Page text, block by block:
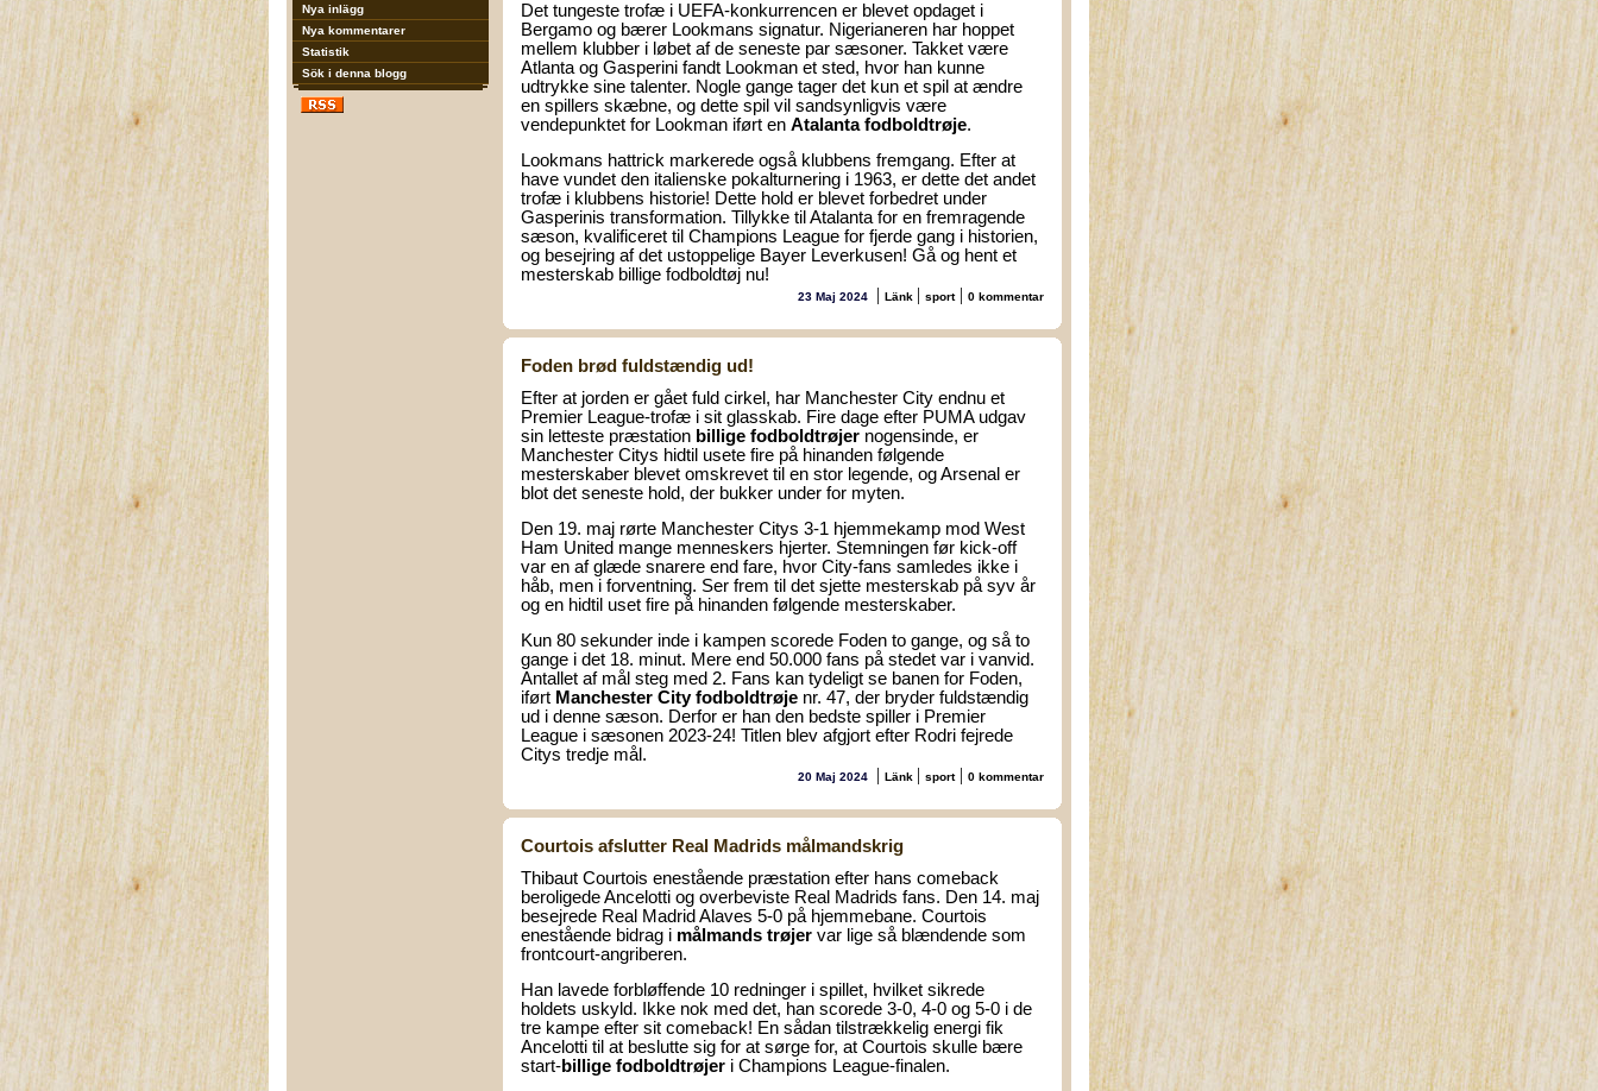
Nya inlägg
Nya kommentarer
Statistik
Sök i denna blogg
Det tungeste trofæ i UEFA-konkurrencen er blevet opdaget i
Bergamo og bærer Lookmans signatur. Nigerianeren har hoppet
mellem klubber i løbet af de seneste par sæsoner. Takket være
Atlanta og Gasperini fandt Lookman et sted, hvor han kunne
udtrykke sine talenter. Nogle gange tager det kun et spil at ændre
en spillers skæbne, og dette spil vil sandsynligvis være
vendepunktet for Lookman iført en Atalanta fodboldtrøje.
Lookmans hattrick markerede også klubbens fremgang. Efter at
have vundet den italienske pokalturnering i 1963, er dette det andet
trofæ i klubbens historie! Dette hold er blevet forbedret under
Gasperinis transformation. Tillykke til Atalanta for en fremragende
sæson, kvalificeret til Champions League for fjerde gang i historien,
og besejring af det ustoppelige Bayer Leverkusen! Gå og hent et
mesterskab billige fodboldtøj nu!
23 Maj 2024 | Länk | sport| 0 kommentar
Foden brød fuldstændig ud!
Efter at jorden er gået fuld cirkel, har Manchester City endnu et
Premier League-trofæ i sit glasskab. Fire dage efter PUMA udgav
sin letteste præstation billige fodboldtrøjer nogensinde, er
Manchester Citys hidtil usete fire på hinanden følgende
mesterskaber blevet omskrevet til en stor legende, og Arsenal er
blot det seneste hold, der bukker under for myten.
Den 19. maj rørte Manchester Citys 3-1 hjemmekamp mod West
Ham United mange menneskers hjerter. Stemningen før kick-off
var en af glæde snarere end fare, hvor City-fans samledes ikke i
håb, men i forventning. Ser frem til det sjette mesterskab på syv år
og en hidtil uset fire på hinanden følgende mesterskaber.
Kun 80 sekunder inde i kampen scorede Foden to gange, og så to
gange i det 18. minut. Mere end 50.000 fans på stedet var i vanvid.
Antallet af mål steg med 2. Fans kan tydeligt se banen for Foden,
iført Manchester City fodboldtrøje nr. 47, der bryder fuldstændig
ud i denne sæson. Derfor er han den bedste spiller i Premier
League i sæsonen 2023-24! Titlen blev afgjort efter Rodri fejrede
Citys tredje mål.
20 Maj 2024 | Länk | sport| 0 kommentar
Courtois afslutter Real Madrids målmandskrig
Thibaut Courtois enestående præstation efter hans comeback
beroligede Ancelotti og overbeviste Real Madrids fans. Den 14. maj
besejrede Real Madrid Alaves 5-0 på hjemmebane. Courtois
enestående bidrag i målmands trøjer var lige så blændende som
frontcourt-angriberen.
Han lavede forbløffende 10 redninger i spillet, hvilket sikrede
holdets uskyld. Ikke nok med det, han scorede 3-0, 4-0 og 5-0 i de
tre kampe efter sit comeback! En sådan tilstrækkelig energi fik
Ancelotti til at beslutte sig for at sørge for, at Courtois skulle bære
start-billige fodboldtrøjer i Champions League-finalen.